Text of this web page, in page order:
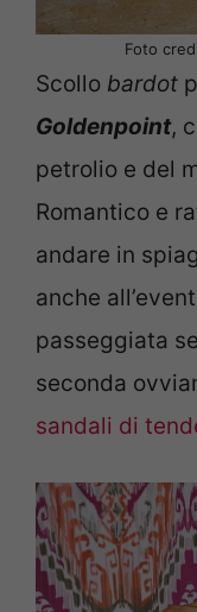
Foto
Scollo bardot
Goldenpoint,
petrolio e del
Romantico e
andare in
anche
passeggiata
seconda
sandali di